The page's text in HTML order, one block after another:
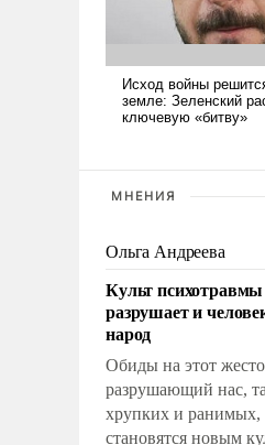
МНЕНИЯ
Ольга Андреева
Культ психотравмы
разрушает и
народ
Обиды на этот
разрушающий нас,
хрупких и ранимых,
становятся новым